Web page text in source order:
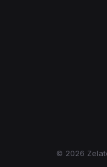
© 2026